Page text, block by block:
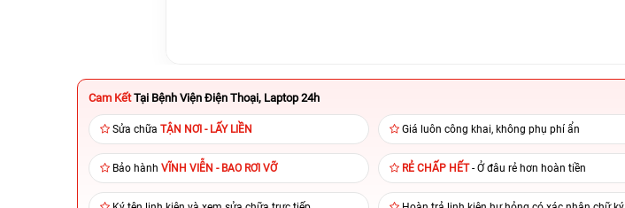
Cam Kết Tại Bệnh Viện Điện Thoại, Laptop 24h
Sửa chữa TẬN NƠI - LẤY LIỀN Giá luôn công khai, không phụ phí ẩn
Bảo hành VĨNH VIỄN - BAO RƠI VỠ RẺ CHẤP HẾT- Ở đâu rẻ hơn hoàn tiền